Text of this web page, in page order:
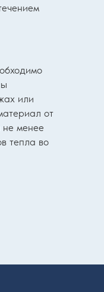
или
от
не менее
тепла во